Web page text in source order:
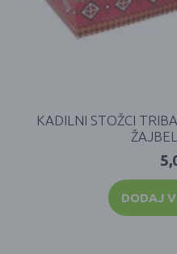
KADILNI STOŽCI
DODAJ